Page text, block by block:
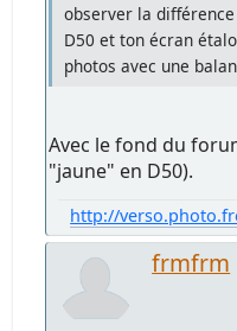
observer la
D50 et ton écran
photos avec une
Avec le fond du
"jaune" en D50).
http://
frmfrm